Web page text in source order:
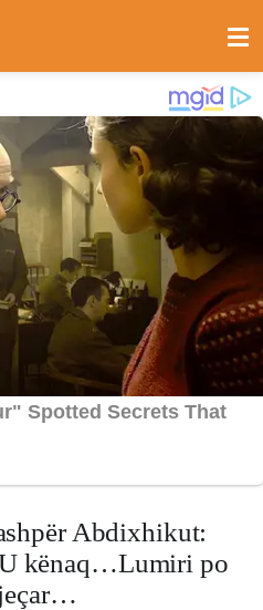
Abdixhikut:
kënaq…Lumiri po